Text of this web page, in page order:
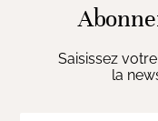
Saisissez
la